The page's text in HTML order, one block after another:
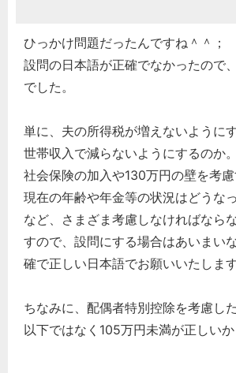
ひっかけ問題だったんですね＾＾；
設問の日本語が正確でなかったので
でした。
単に、夫の所得税が増えないようにす
世帯収入で減らないようにするのか。
社会保険の加入や130万円の壁を考慮
現在の年齢や年金等の状況はどうな
など、さまざま考慮しなければなら
すので、設問にする場合はあいまい
確で正しい日本語でお願いいたします
ちなみに、配偶者特別控除を考慮し
以下ではなく105万円未満が正しいか
どのカテゴリーに投稿し
労務管理
税務経理
企業法務
経営の知恵
総務の給湯室
秘書のノウハウ